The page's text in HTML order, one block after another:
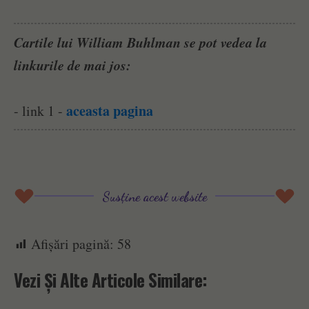
Cartile lui William Buhlman se pot vedea la
linkurile de mai jos:
- link 1 - aceasta pagina
Susține acest website
Afișări pagină: 58
Vezi Și Alte Articole Similare: